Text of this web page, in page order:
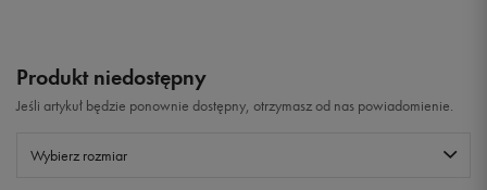
Produkt niedostępny
Jeśli artykuł będzie ponownie dostępny, otrzymasz od nas powiadomienie.
Wybierz rozmiar